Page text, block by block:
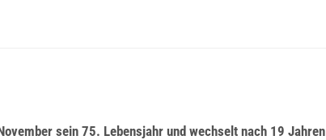
sein 75. Lebensjahr und wechselt nach 19 Jahren